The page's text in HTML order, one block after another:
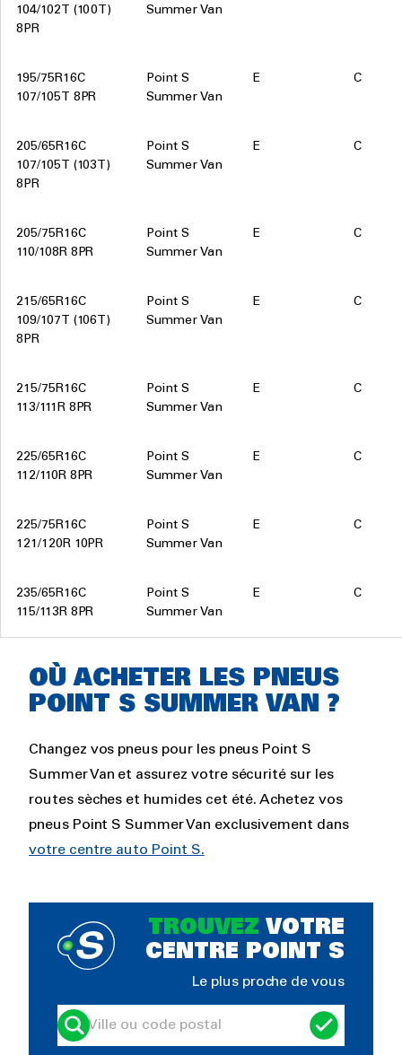
104/102T (100T)
8PR
Summer Van
195/75R16C
107/105T 8PR
Point S
Summer Van
E C
205/65R16C
107/105T (103T)
8PR
Point S
Summer Van
E C
205/75R16C
110/108R 8PR
Point S
Summer Van
E C
215/65R16C
109/107T (106T)
8PR
Point S
Summer Van
E C
215/75R16C
113/111R 8PR
Point S
Summer Van
E C
225/65R16C
112/110R 8PR
Point S
Summer Van
E C
225/75R16C
121/120R 10PR
Point S
Summer Van
E C
235/65R16C
115/113R 8PR
Point S
Summer Van
E C
OÙ ACHETER LES PNEUS
POINT S SUMMER VAN ?
Changez vos pneus pour les pneus Point S
Summer Van et assurez votre sécurité sur les
routes sèches et humides cet été. Achetez vos
pneus Point S Summer Van exclusivement dans
votre centre auto Point S.
TROUVEZ VOTRE
CENTRE POINT S
Le plus proche de vous